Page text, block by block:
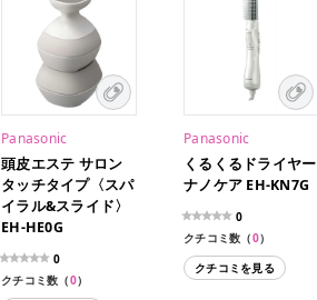
Panasonic
頭皮エステ サロン
タッチタイプ〈スパ
イラル&スライド〉
EH-HE0G
0
クチコミ数（0）
Panasonic
くるくるドライヤー
ナノケア EH-KN7G
0
クチコミ数（0）
クチコミを見る